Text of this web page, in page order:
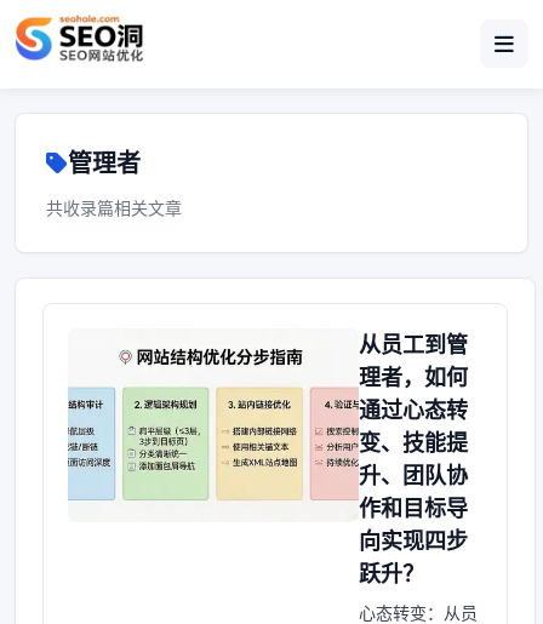
管理者
共收录篇相关文章
从员工到管
理者，如何
通过心态转
变、技能提
升、团队协
作和目标导
向实现四步
跃升？
心态转变：从员